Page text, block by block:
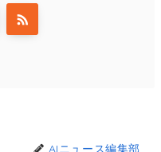
AIニュース編集部